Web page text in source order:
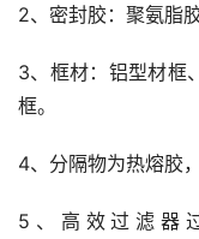
2、密封胶：聚氨脂
3、框材：铝型材框
框。
4、分隔物为热熔胶
5、高效过滤器